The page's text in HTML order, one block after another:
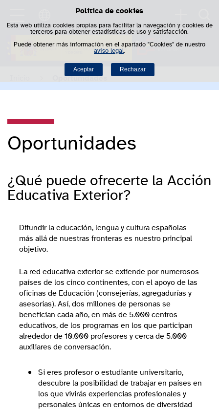
Política de cookies
Esta web utiliza cookies propias para facilitar la navegación y cookies de
terceros para obtener estadísticas de uso y satisfacción.
Puede obtener más información en el apartado "Cookies" de nuestro
aviso legal
Aceptar Rechazar
Saltar al contenido
Oportunidades
Oportunidades
¿Qué puede ofrecerte la Acción
Educativa Exterior?
Difundir la educación, lengua y cultura españolas
más allá de nuestras fronteras es nuestro principal
objetivo.
La red educativa exterior se extiende por numerosos
países de los cinco continentes, con el apoyo de las
oficinas de Educación (consejerías, agregadurías y
asesorías). Así, dos millones de personas se
benefician cada año, en más de 5.000 centros
educativos, de los programas en los que participan
alrededor de 10.000 profesores y cerca de 5.000
auxiliares de conversación.
Si eres profesor o estudiante universitario,
descubre la posibilidad de trabajar en países en
los que vivirás experiencias profesionales y
personales únicas en entornos de diversidad